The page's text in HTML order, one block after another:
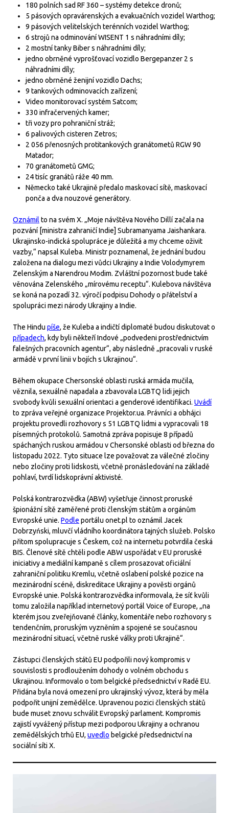
180 polních sad RF 360 – systémy detekce dronů;
5 pásových opravárenských a evakuačních vozidel Warthog;
9 pásových velitelských terénních vozidel Warthog;
6 strojů na odminování WISENT 1 s náhradními díly;
2 mostní tanky Biber s náhradními díly;
jedno obrněné vyprošťovací vozidlo Bergepanzer 2 s
náhradními díly;
jedno obrněné ženijní vozidlo Dachs;
9 tankových odminovacích zařízení;
Video monitorovací systém Satcom;
330 infračervených kamer;
tři vozy pro pohraniční stráž;
6 palivových cisteren Zetros;
2 056 přenosných protitankových granátometů RGW 90
Matador;
70 granátometů GMG;
24 tisíc granátů ráže 40 mm.
Německo také Ukrajině předalo maskovací sítě, maskovací
ponča a dva nouzové generátory.
Oznámil to na svém X. „Moje návštěva Nového Dillí začala na
pozvání [ministra zahraničí Indie] Subramanyama Jaishankara.
Ukrajinsko-indická spolupráce je důležitá a my chceme oživit
vazby,“ napsal Kuleba. Ministr poznamenal, že jednání budou
založena na dialogu mezi vůdci Ukrajiny a Indie Volodymyrem
Zelenským a Narendrou Modim. Zvláštní pozornost bude také
věnována Zelenského „mírovému receptu“. Kulebova návštěva
se koná na pozadí 32. výročí podpisu Dohody o přátelství a
spolupráci mezi národy Ukrajiny a Indie.
The Hindu píše, že Kuleba a indičtí diplomaté budou diskutovat o
případech, kdy byli někteří Indové „podvedeni prostřednictvím
falešných pracovních agentur“, aby následně „pracovali v ruské
armádě v první linii v bojích s Ukrajinou“.
Během okupace Chersonské oblasti ruská armáda mučila,
věznila, sexuálně napadala a zbavovala LGBTQ lidi jejich
svobody kvůli sexuální orientaci a genderové identifikaci. Uvádí
to zpráva veřejné organizace Projektor.ua. Právníci a obhájci
projektu provedli rozhovory s 51 LGBTQ lidmi a vypracovali 18
písemných protokolů. Samotná zpráva popisuje 8 případů
spáchaných ruskou armádou v Chersonské oblasti od března do
listopadu 2022. Tyto situace lze považovat za válečné zločiny
nebo zločiny proti lidskosti, včetně pronásledování na základě
pohlaví, tvrdí lidskoprávní aktivisté.
Polská kontrarozvědka (ABW) vyšetřuje činnost proruské
špionážní sítě zaměřené proti členským státům a orgánům
Evropské unie. Podle portálu onet.pl to oznámil Jacek
Dobrzyński, mluvčí vládního koordinátora tajných služeb. Polsko
přitom spolupracuje s Českem, což na internetu potvrdila česká
BIS. Členové sítě chtěli podle ABW uspořádat v EU proruské
iniciativy a mediální kampaně s cílem prosazovat oficiální
zahraniční politiku Kremlu, včetně oslabení polské pozice na
mezinárodní scéně, diskreditace Ukrajiny a pověsti orgánů
Evropské unie. Polská kontrarozvědka informovala, že síť kvůli
tomu založila například internetový portál Voice of Europe, „na
kterém jsou zveřejňované články, komentáře nebo rozhovory s
tendenčním, proruským vyzněním a spojené se současnou
mezinárodní situací, včetně ruské války proti Ukrajině“.
Zástupci členských států EU podpořili nový kompromis v
souvislosti s prodloužením dohody o volném obchodu s
Ukrajinou. Informovalo o tom belgické předsednictví v Radě EU.
Přidána byla nová omezení pro ukrajinský vývoz, která by měla
podpořit unijní zemědělce. Upravenou pozici členských států
bude muset znovu schválit Evropský parlament. Kompromis
zajistí vyvážený přístup mezi podporou Ukrajiny a ochranou
zemědělských trhů EU, uvedlo belgické předsednictví na
sociální síti X.